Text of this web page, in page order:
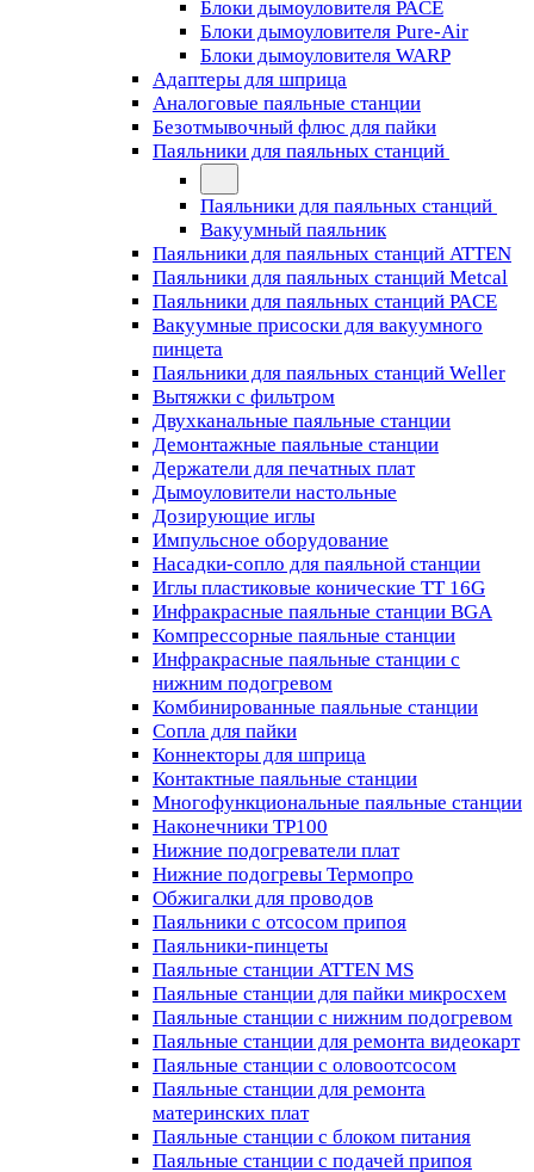
Блоки дымоуловителя PACE
Блоки дымоуловителя Pure-Air
Блоки дымоуловителя WARP
Адаптеры для шприца
Аналоговые паяльные станции
Безотмывочный флюс для пайки
Паяльники для паяльных станций
Паяльники для паяльных станций
Вакуумный паяльник
Паяльники для паяльных станций ATTEN
Паяльники для паяльных станций Metcal
Паяльники для паяльных станций PACE
Вакуумные присоски для вакуумного
пинцета
Паяльники для паяльных станций Weller
Вытяжки с фильтром
Двухканальные паяльные станции
Демонтажные паяльные станции
Держатели для печатных плат
Дымоуловители настольные
Дозирующие иглы
Импульсное оборудование
Насадки-сопло для паяльной станции
Иглы пластиковые конические TT 16G
Инфракрасные паяльные станции BGA
Компрессорные паяльные станции
Инфракрасные паяльные станции с
нижним подогревом
Комбинированные паяльные станции
Сопла для пайки
Коннекторы для шприца
Контактные паяльные станции
Многофункциональные паяльные станции
Наконечники TP100
Нижние подогреватели плат
Нижние подогревы Термопро
Обжигалки для проводов
Паяльники с отсосом припоя
Паяльники-пинцеты
Паяльные станции ATTEN MS
Паяльные станции для пайки микросхем
Паяльные станции с нижним подогревом
Паяльные станции для ремонта видеокарт
Паяльные станции с оловоотсосом
Паяльные станции для ремонта
материнских плат
Паяльные станции с блоком питания
Паяльные станции с подачей припоя